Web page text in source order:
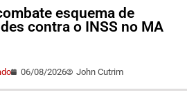
esquema de
contra o INSS no MA
06/08/2026 John Cutrim